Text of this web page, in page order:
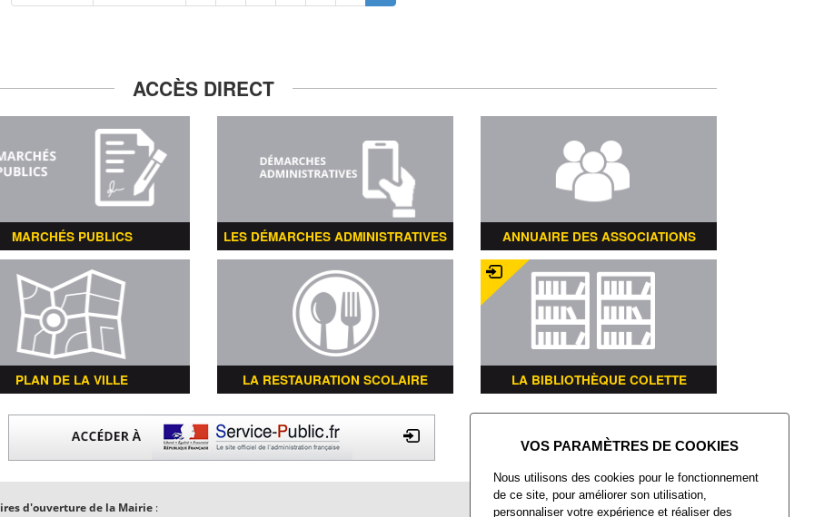
ACCÈS DIRECT
MARCHÉS PUBLICS LES DÉMARCHES ADMINISTRATIVES ANNUAIRE DES ASSOCIATIONS
PLAN DE LA VILLE LA RESTAURATION SCOLAIRE LA BIBLIOTHÈQUE COLETTE
d'ouverture de la Mairie:
Mairie de Villers-Saint-Paul
Nous utilisons des cookies pour le fonctionnement
de ce site, pour améliorer son utilisation,
personnaliser votre expérience et réaliser des